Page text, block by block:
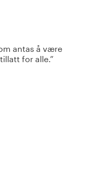
antas å være
for alle.